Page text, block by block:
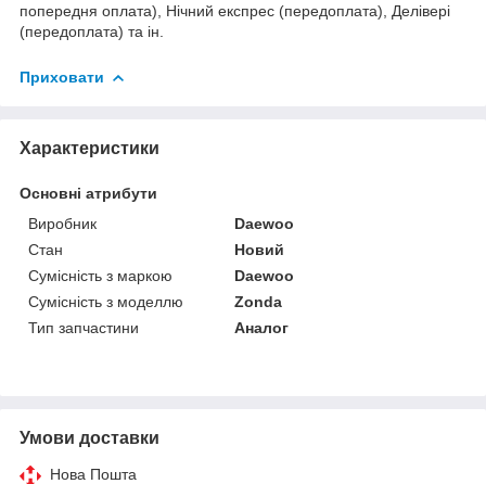
попередня оплата), Нічний експрес (передоплата), Делівері
(передоплата) та ін.
Приховати
Характеристики
Основні атрибути
Виробник
Daewoo
Стан
Новий
Сумісність з маркою
Daewoo
Сумісність з моделлю
Zonda
Тип запчастини
Аналог
Умови доставки
Нова Пошта